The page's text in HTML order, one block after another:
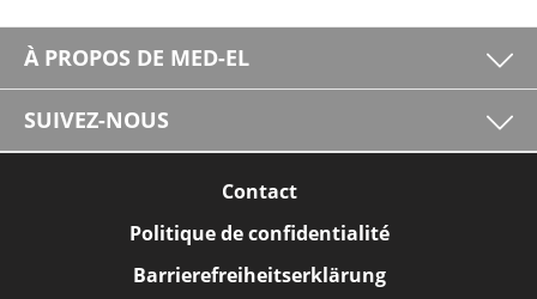
À PROPOS DE MED-EL
SUIVEZ-NOUS
Contact
Politique de confidentialité
Barrierefreiheitserklärung